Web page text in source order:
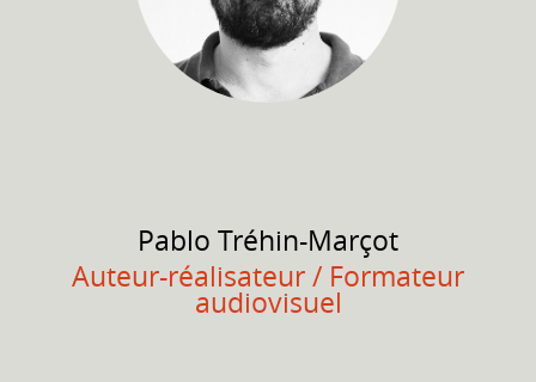
Pablo Tréhin-Marçot
Auteur-réalisateur / Formateur
audiovisuel